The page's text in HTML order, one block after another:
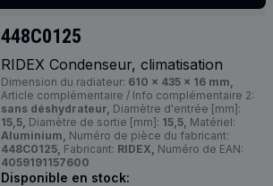
448C0125
RIDEX Condenseur, climatisation
Dimension du radiateur: 610 x 435 x 16 mm,
Article complémentaire / Info complémentaire 2:
sans déshydrateur, Diamètre d'entrée [mm]:
15,5, Diamètre de sortie [mm]: 15,5, Matériel:
Aluminium, Numéro de pièce du fabricant:
448C0125, Fabricant: RIDEX, Numéro de EAN:
4059191157600
Disponible en stock: